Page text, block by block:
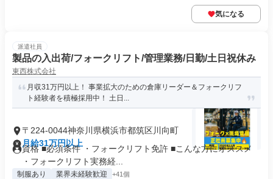
気になる
派遣社員
製品の入出荷/フォークリフト/管理業務/日勤/土日祝休み
東西株式会社
月収31万円以上！ 事業拡大のための倉庫リーダー＆フォークリフ
ト経験者を積極採用中！ 土日...
〒224-0044神奈川県横浜市都筑区川向町
月給31万円以上
資格 ■必須条件 ・フォークリフト免許 ■こんな方にオススメ
・フォークリフト実務経...
制服あり 業界未経験歓迎 +41個